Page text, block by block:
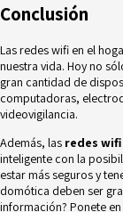
Conclusión
Las redes wifi en el
nuestra vida. Hoy no
gran cantidad de
computadoras,
videovigilancia.
Además, las redes
inteligente con la
estar más seguros y
domótica deben ser
información? Ponete en